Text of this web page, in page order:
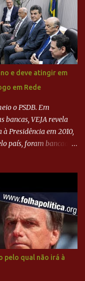
projeto apresentado
inicial, com
a partir de agora,
do futebol, além de
dos mais icônicos
Itatiaia Fonte:
SITUAÇÃO DO
AÇÕES DO CLUBE
e deve atingir em
em Rede
o PSDB. Em
bancas, VEJA revela
à Presidência em 2010,
país, foram bancadas
Agência Brasil) O
confirmaram à
em planilhas da
Paulo, Geraldo
disse ter negociado
como o
Serra em 2010 Leia
pelo qual não irá à